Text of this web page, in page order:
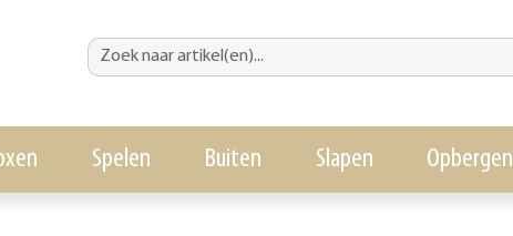
Spelen Buiten Slapen Opbergen